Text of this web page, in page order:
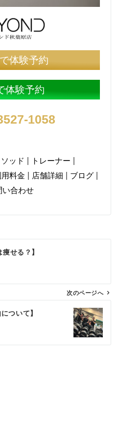
体験予約
体験予約
1058
ッド
トレーナー
料金 店舗詳細
ブログ
い合わせ
痩せる？】
次のページへ
ついて】